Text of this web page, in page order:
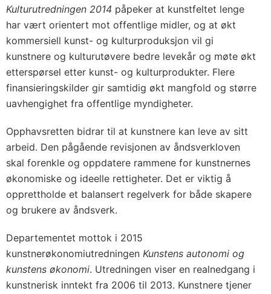
Kulturutredningen 2014 påpeker at kunstfeltet lenge
har vært orientert mot offentlige midler, og at økt
kommersiell kunst- og kulturproduksjon vil gi
kunstnere og kulturutøvere bedre levekår og møte økt
etterspørsel etter kunst- og kulturprodukter. Flere
finansieringskilder gir samtidig økt mangfold og større
uavhengighet fra offentlige myndigheter.
Opphavsretten bidrar til at kunstnere kan leve av sitt
arbeid. Den pågående revisjonen av åndsverkloven
skal forenkle og oppdatere rammene for kunstnernes
økonomiske og ideelle rettigheter. Det er viktig å
opprettholde et balansert regelverk for både skapere
og brukere av åndsverk.
Departementet mottok i 2015
kunstnerøkonomiutredningen Kunstens autonomi og
kunstens økonomi. Utredningen viser en realnedgang i
kunstnerisk inntekt fra 2006 til 2013. Kunstnere tjener